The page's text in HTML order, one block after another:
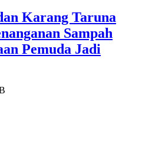
Karang Taruna
Sampah
Pemuda Jadi